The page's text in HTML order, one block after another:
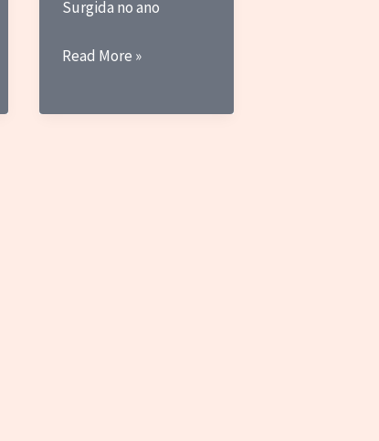
Surgida no ano
Antena
Read More »